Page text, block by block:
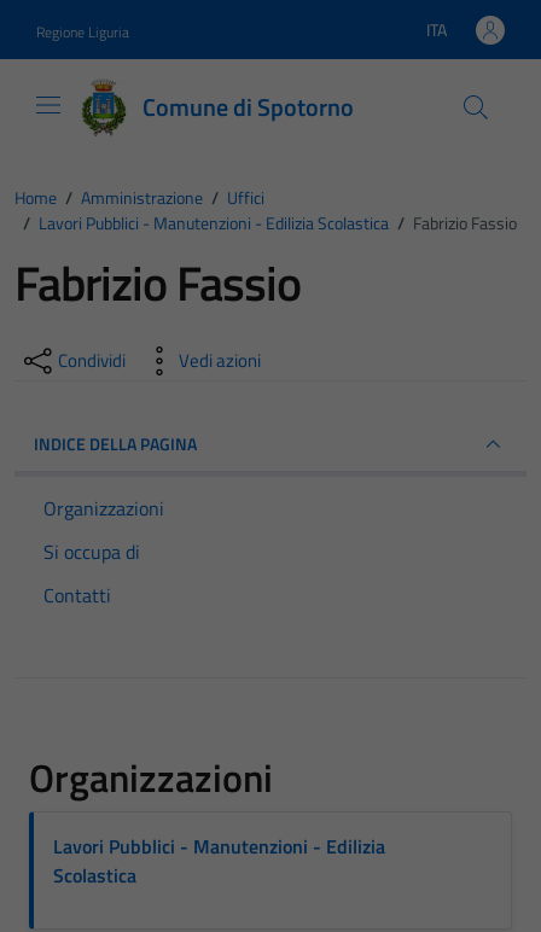
Regione Liguria Lingua attiva:
ITA
Comune di Spotorno
Home / Amministrazione / Uffici
/ Lavori Pubblici - Manutenzioni - Edilizia Scolastica / Fabrizio Fassio
Fabrizio Fassio
Condividi Vedi azioni
INDICE DELLA PAGINA
Organizzazioni
Si occupa di
Contatti
Organizzazioni
Lavori Pubblici - Manutenzioni - Edilizia
Scolastica